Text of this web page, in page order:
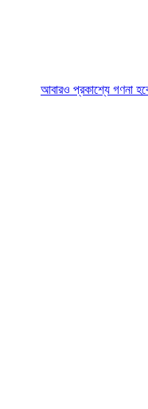
আবারও প্রকাশ্যে গণনা হবে শাহজালাল